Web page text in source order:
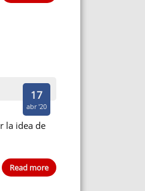
la idea de
Read more
17
abr '20